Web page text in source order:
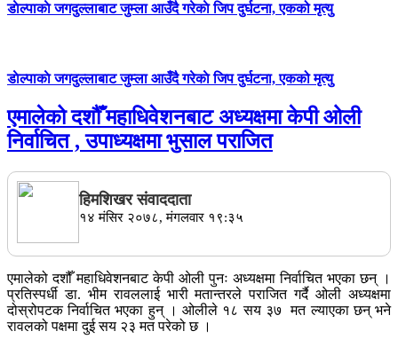
डाेल्पाकाे जगदुल्लाबाट जुम्ला आउँदै गरेकाे जिप दुर्घटना, एकको मृत्यु
डाेल्पाकाे जगदुल्लाबाट जुम्ला आउँदै गरेकाे जिप दुर्घटना, एकको मृत्यु
एमालेको दशौँ महाधिवेशनबाट अध्यक्षमा केपी ओली
निर्वाचित , उपाध्यक्षमा भुसाल पराजित
हिमशिखर संवाददाता
१४ मंसिर २०७८, मंगलवार १९:३५
एमालेको दशौँ महाधिवेशनबाट केपी ओली पुनः अध्यक्षमा निर्वाचित भएका छन् ।
प्रतिस्पर्धी डा. भीम रावललाई भारी मतान्तरले पराजित गर्दै ओली अध्यक्षमा
दोस्रोपटक निर्वाचित भएका हुन् । ओलीले १८ सय ३७ मत ल्याएका छन् भने
रावलको पक्षमा दुई सय २३ मत परेको छ ।